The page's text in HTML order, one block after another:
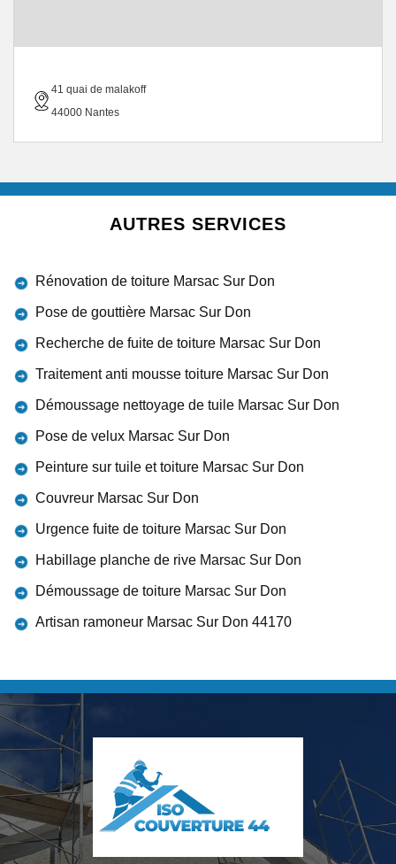
41 quai de malakoff
44000 Nantes
AUTRES SERVICES
Rénovation de toiture Marsac Sur Don
Pose de gouttière Marsac Sur Don
Recherche de fuite de toiture Marsac Sur Don
Traitement anti mousse toiture Marsac Sur Don
Démoussage nettoyage de tuile Marsac Sur Don
Pose de velux Marsac Sur Don
Peinture sur tuile et toiture Marsac Sur Don
Couvreur Marsac Sur Don
Urgence fuite de toiture Marsac Sur Don
Habillage planche de rive Marsac Sur Don
Démoussage de toiture Marsac Sur Don
Artisan ramoneur Marsac Sur Don 44170